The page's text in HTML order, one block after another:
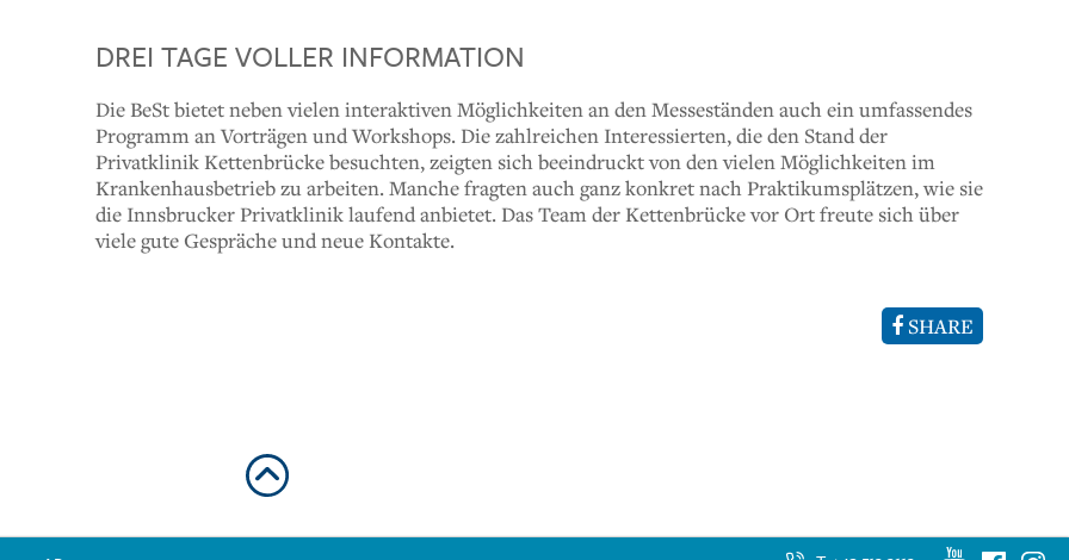
DREI TAGE VOLLER INFORMATION
Die BeSt bietet neben vielen interaktiven Möglichkeiten an den Messeständen auch ein umfassendes
Programm an Vorträgen und Workshops. Die zahlreichen Interessierten, die den Stand der
Privatklinik Kettenbrücke besuchten, zeigten sich beeindruckt von den vielen Möglichkeiten im
Krankenhausbetrieb zu arbeiten. Manche fragten auch ganz konkret nach Praktikumsplätzen, wie sie
die Innsbrucker Privatklinik laufend anbietet. Das Team der Kettenbrücke vor Ort freute sich über
viele gute Gespräche und neue Kontakte.
SHARE